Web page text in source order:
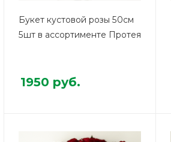
Букет кустовой розы 50см
5шт в ассортименте Протея
1950 руб.